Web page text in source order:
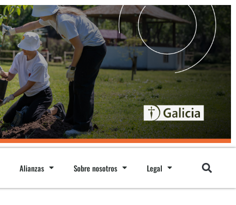
Alianzas Sobre nosotros Legal